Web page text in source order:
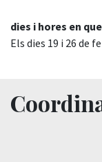
dies i hores en
Els dies 19 i 26 de